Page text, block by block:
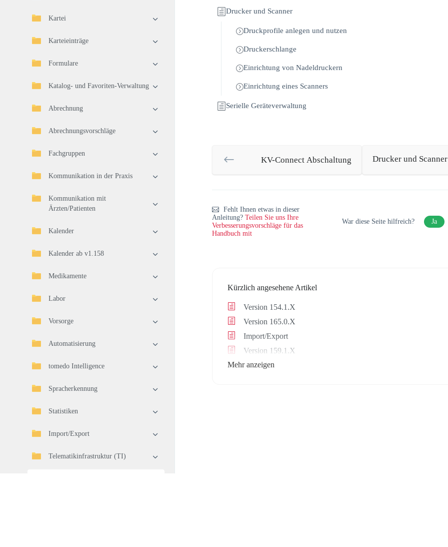
Kartei
Karteieinträge
Formulare
Katalog- und Favoriten-Verwaltung
Abrechnung
Abrechnungsvorschläge
Fachgruppen
Kommunikation in der Praxis
Kommunikation mit
Ärzten/Patienten
Kalender
Kalender ab v1.158
Medikamente
Labor
Vorsorge
Automatisierung
tomedo Intelligence
Spracherkennung
Statistiken
Import/Export
Telematikinfrastruktur (TI)
Drucker und Scanner
Druckprofile anlegen und nutzen
Druckerschlange
Einrichtung von Nadeldruckern
Einrichtung eines Scanners
Serielle Geräteverwaltung
KV-Connect Abschaltung Drucker und Scanner
Fehlt Ihnen etwas in dieser
Anleitung? Teilen Sie uns Ihre
Verbesserungsvorschläge für das
Handbuch mit
War diese Seite hilfreich? Ja
Kürzlich angesehene Artikel
Version 154.1.X
Version 165.0.X
Import/Export
Version 159.1.X
Mehr anzeigen